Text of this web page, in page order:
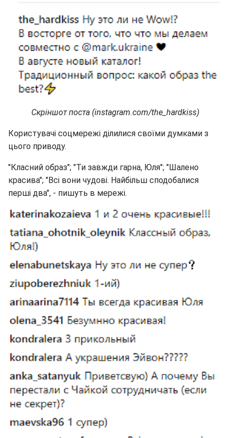
Скріншот поста (instagram.com/the_hardkiss)
Користувачі соцмережі ділилися своїми думками з
цього приводу.
"Класний образ"; "Ти завжди гарна, Юля"; "Шалено
красива"; "Всі вони чудові. Найбільш сподобалися
перші два", - пишуть в мережі.